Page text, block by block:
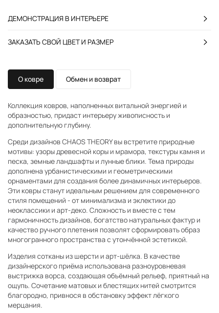
ДЕМОНСТРАЦИЯ В ИНТЕРЬЕРЕ
ЗАКАЗАТЬ СВОЙ ЦВЕТ И РАЗМЕР
О ковре Обмен и возврат
Коллекция ковров, наполненных витальной энергией и
образностью, придаст интерьеру живописность и
дополнительную глубину.
Среди дизайнов CHAOS THEORY вы встретите природные
мотивы: узоры древесной коры и мрамора, текстуры камня и
песка, земные ландшафты и лунные блики. Тема природы
дополнена урбанистическими и геометрическими
орнаментами для создания более динамичных интерьеров.
Эти ковры станут идеальным решением для современного
стиля помещений - от минимализма и эклектики до
неоклассики и арт-деко. Сложность и вместе с тем
гармоничность дизайнов, богатство натуральных фактур и
качество ручного плетения позволят сформировать образ
многогранного пространства с утончённой эстетикой.
Изделия сотканы из шерсти и арт-шёлка. В качестве
дизайнерского приёма использована разноуровневая
выстрижка ворса, создающая объёмный рельеф, приятный на
ощупь. Сочетание матовых и блестящих нитей смотрится
благородно, привнося в обстановку эффект лёгкого
мерцания.